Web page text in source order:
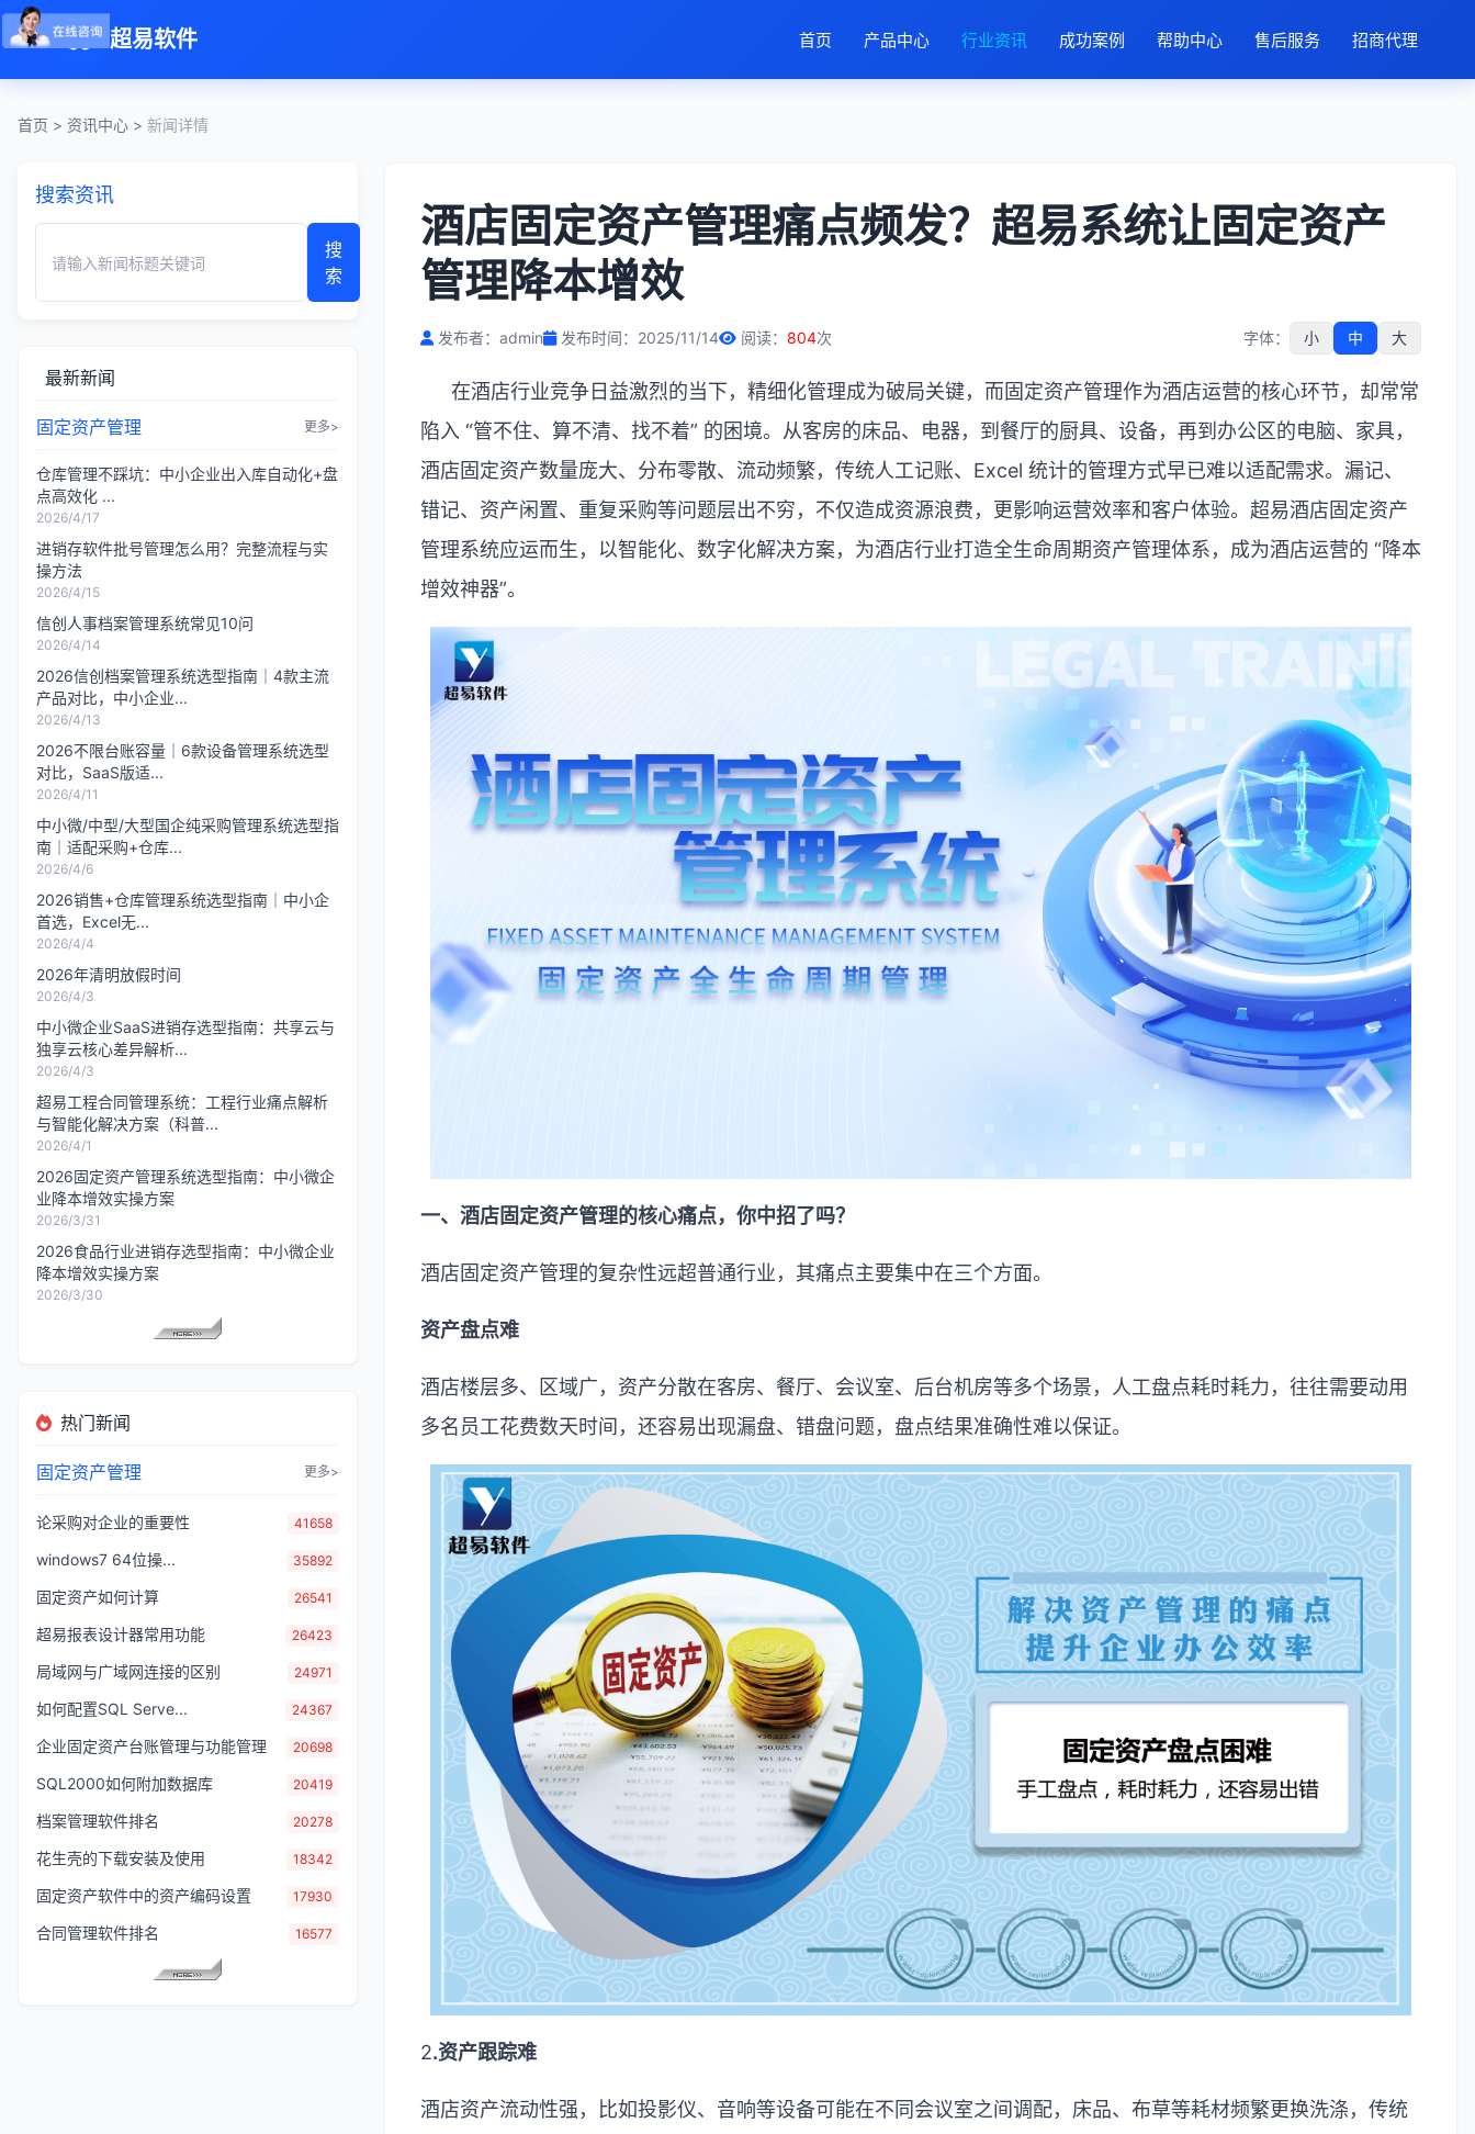
超易软件 首页 产品中心 行业资讯 成功案例 帮助中心 售后服务 招商代理
首页 > 资讯中心 > 新闻详情
搜索资讯
搜
索
最新新闻
固定资产管理 更多>
仓库管理不踩坑：中小企业出入库自动化+盘
点高效化 ...
2026/4/17
进销存软件批号管理怎么用？完整流程与实
操方法
2026/4/15
信创人事档案管理系统常见10问
2026/4/14
2026信创档案管理系统选型指南｜4款主流
产品对比，中小企业...
2026/4/13
2026不限台账容量｜6款设备管理系统选型
对比，SaaS版适...
2026/4/11
中小微/中型/大型国企纯采购管理系统选型指
南｜适配采购+仓库...
2026/4/6
2026销售+仓库管理系统选型指南｜中小企
首选，Excel无...
2026/4/4
2026年清明放假时间
2026/4/3
中小微企业SaaS进销存选型指南：共享云与
独享云核心差异解析...
2026/4/3
超易工程合同管理系统：工程行业痛点解析
与智能化解决方案（科普...
2026/4/1
2026固定资产管理系统选型指南：中小微企
业降本增效实操方案
2026/3/31
2026食品行业进销存选型指南：中小微企业
降本增效实操方案
2026/3/30
热门新闻
固定资产管理 更多>
论采购对企业的重要性 41658
windows7 64位操... 35892
固定资产如何计算 26541
超易报表设计器常用功能 26423
局域网与广域网连接的区别 24971
如何配置SQL Serve... 24367
企业固定资产台账管理与功能管理 20698
SQL2000如何附加数据库 20419
档案管理软件排名 20278
花生壳的下载安装及使用 18342
固定资产软件中的资产编码设置 17930
合同管理软件排名 16577
酒店固定资产管理痛点频发？超易系统让固定资产
管理降本增效
发布者：admin 发布时间：2025/11/14 阅读： 804次 字体： 小 中 大
在酒店行业竞争日益激烈的当下，精细化管理成为破局关键，而固定资产管理作为酒店运营的核心环节，却常常
陷入 “管不住、算不清、找不着” 的困境。从客房的床品、电器，到餐厅的厨具、设备，再到办公区的电脑、家具，
酒店固定资产数量庞大、分布零散、流动频繁，传统人工记账、 Excel 统计的管理方式早已难以适配需求。漏记、
错记、资产闲置、重复采购等问题层出不穷，不仅造成资源浪费，更影响运营效率和客户体验。超易酒店固定资产
管理系统应运而生，以智能化、数字化解决方案，为酒店行业打造全生命周期资产管理体系，成为酒店运营的 “降本
增效神器”。
一、酒店固定资产管理的核心痛点，你中招了吗？
酒店固定资产管理的复杂性远超普通行业，其痛点主要集中在三个方面。
资产盘点难
酒店楼层多、区域广，资产分散在客房、餐厅、会议室、后台机房等多个场景，人工盘点耗时耗力，往往需要动用
多名员工花费数天时间，还容易出现漏盘、错盘问题，盘点结果准确性难以保证。
2.资产跟踪难
酒店资产流动性强，比如投影仪、音响等设备可能在不同会议室之间调配，床品、布草等耗材频繁更换洗涤，传统